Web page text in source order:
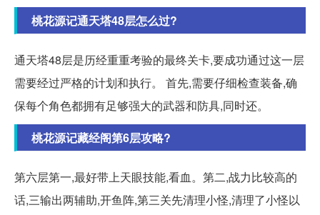
桃花源记通天塔48层怎么过?
通天塔48层是历经重重考验的最终关卡,要成功通过这一层
需要经过严格的计划和执行。 首先,需要仔细检查装备,确
保每个角色都拥有足够强大的武器和防具,同时还。
桃花源记藏经阁第6层攻略?
第六层第一,最好带上天眼技能,看血。第二,战力比较高的
话,三输出两辅助,开鱼阵,第三关先清理小怪,清理了小怪以